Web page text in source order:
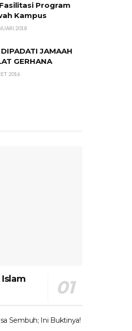
Program
Kampus
2018
JAMAAH
GERHANA
2016
Sembuh; Ini Buktinya!